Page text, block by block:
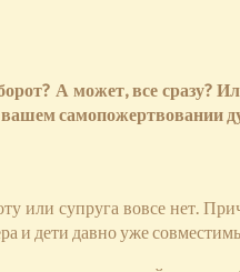
А может, все
самопожертвовании
или супруга вовсе нет.
и дети давно уже